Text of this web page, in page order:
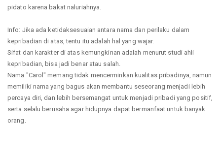
pidato karena bakat naluriahnya.
Info: Jika ada ketidaksesuaian antara nama dan perilaku dalam
kepribadian di atas, tentu itu adalah hal yang wajar.
Sifat dan karakter di atas kemungkinan adalah menurut studi ahli
kepribadian, bisa jadi benar atau salah.
Nama "Carol" memang tidak mencerminkan kualitas pribadinya, namun
memiliki nama yang bagus akan membantu seseorang menjadi lebih
percaya diri, dan lebih bersemangat untuk menjadi pribadi yang positif,
serta selalu berusaha agar hidupnya dapat bermanfaat untuk banyak
orang.